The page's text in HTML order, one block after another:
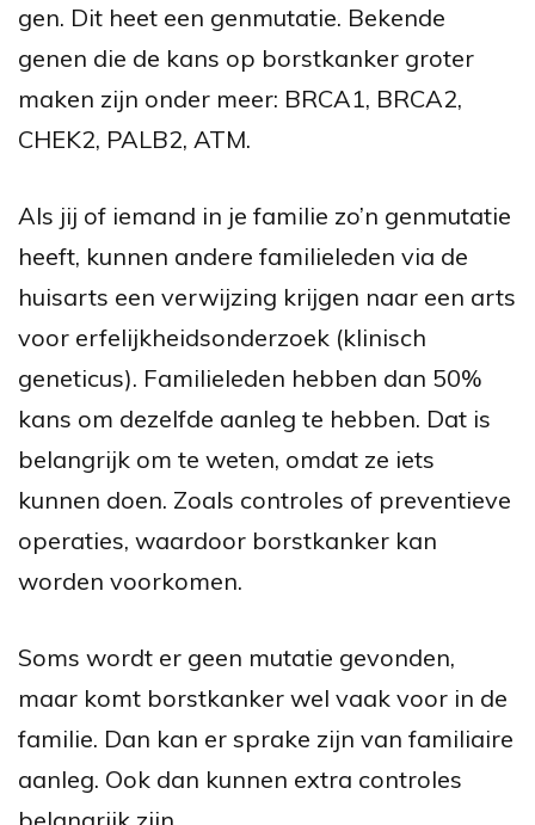
gen. Dit heet een genmutatie. Bekende
genen die de kans op borstkanker groter
maken zijn onder meer: BRCA1, BRCA2,
CHEK2, PALB2, ATM.
Als jij of iemand in je familie zo’n genmutatie
heeft, kunnen andere familieleden via de
huisarts een verwijzing krijgen naar een arts
voor erfelijkheidsonderzoek (klinisch
geneticus). Familieleden hebben dan 50%
kans om dezelfde aanleg te hebben. Dat is
belangrijk om te weten, omdat ze iets
kunnen doen. Zoals controles of preventieve
operaties, waardoor borstkanker kan
worden voorkomen.
Soms wordt er geen mutatie gevonden,
maar komt borstkanker wel vaak voor in de
familie. Dan kan er sprake zijn van familiaire
aanleg. Ook dan kunnen extra controles
belangrijk zijn.